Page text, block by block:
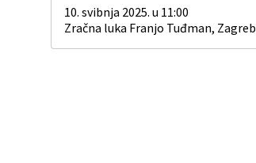
10. svibnja 2025. u 11:00
Zračna luka Franjo Tuđman, Zagreb